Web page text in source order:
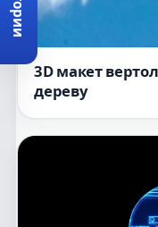
3D макет
дереву